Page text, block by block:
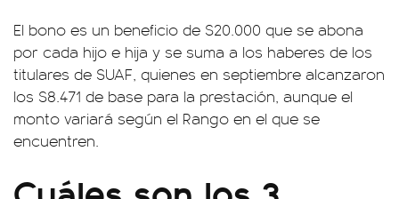
El bono es un beneficio de $20.000 que se abona
por cada hijo e hija y se suma a los haberes de los
titulares de SUAF, quienes en septiembre alcanzaron
los $8.471 de base para la prestación, aunque el
monto variará según el Rango en el que se
encuentren.